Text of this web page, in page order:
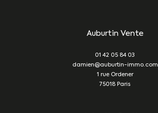
Auburtin Vente
01 42 05 84 03
damien@auburtin-immo.com
1 rue Ordener
75018
Paris